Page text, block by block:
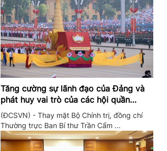
Tăng cường sự lãnh đạo của Đảng và
phát huy vai trò của các hội quần
chúng trong giai đoạn phát triển mới
(ĐCSVN) - Thay mặt Bộ Chính trị, đồng chí
Thường trực Ban Bí thư Trần Cẩm ...